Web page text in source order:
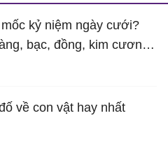
kỷ niệm ngày cưới?
bạc, đồng, kim cương
về con vật hay nhất